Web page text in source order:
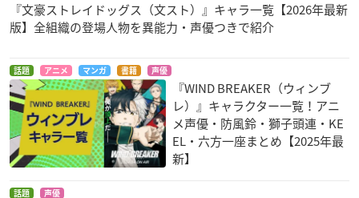
『文豪ストレイドッグス（文スト）』キャラ一覧【2026年最新
版】全組織の登場人物を異能力・声優つきで紹介
話題 アニメ マンガ 書籍 声優
『WIND BREAKER（ウィンブ
レ）』キャラクター一覧！アニ
メ声優・防風鈴・獅子頭連・KE
EL・六方一座まとめ【2025年最
新】
話題 声優